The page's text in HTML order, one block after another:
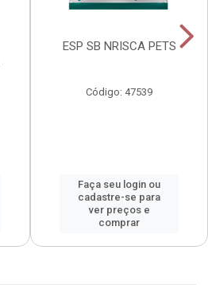
ESP SB NRISCA PETS
Código: 47539
Faça seu login ou
cadastre-se para
ver preços e
comprar